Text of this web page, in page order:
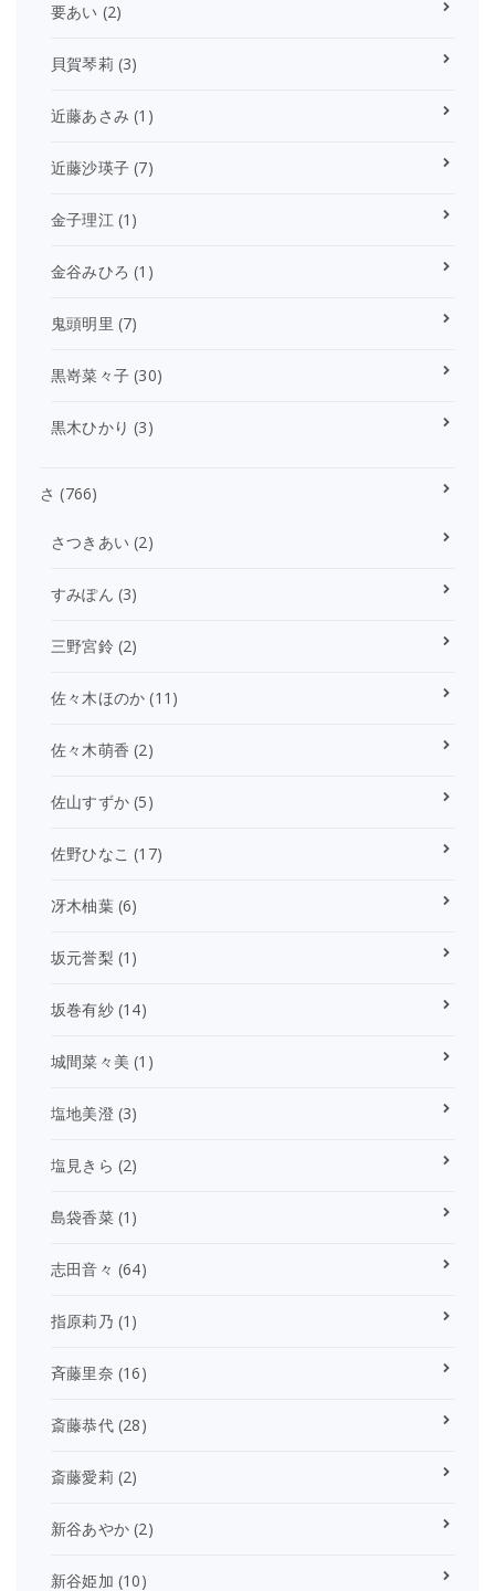
要あい (2)
貝賀琴莉 (3)
近藤あさみ (1)
近藤沙瑛子 (7)
金子理江(1)
金谷みひろ (1)
鬼頭明里 (7)
黒嵜菜々子 (30)
黒木ひかり (3)
さ (766)
さつきあい (2)
すみぽん (3)
三野宮鈴(2)
佐々木ほのか (11)
佐々木萌香 (2)
佐山すずか (5)
佐野ひなこ (17)
冴木柚葉(6)
坂元誉梨 (1)
坂巻有紗(14)
城間菜々美 (1)
塩地美澄(3)
塩見きら (2)
島袋香菜(1)
志田音々 (64)
指原莉乃 (1)
斉藤里奈 (16)
斎藤恭代(28)
斎藤愛莉 (2)
新谷あやか (2)
新谷姫加 (10)